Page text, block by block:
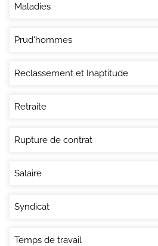
Maladies
Prud'hommes
Reclassement et Inaptitude
Retraite
Rupture de contrat
Salaire
Syndicat
Temps de travail